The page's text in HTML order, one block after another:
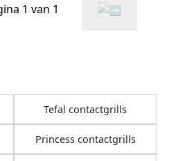
1 van 1
Tefal contactgrills
Princess contactgrills